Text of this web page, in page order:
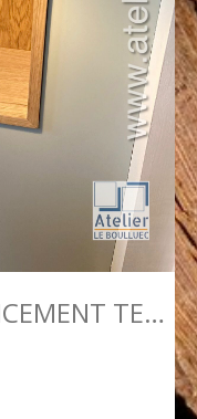
2023 06 - AGENCEMENT TETE DE LIT PHOTO2 DETAIL